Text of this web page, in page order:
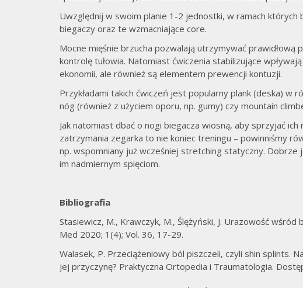
Uwzględnij w swoim planie 1-2 jednostki, w ramach których
biegaczy oraz te wzmacniające core.
Mocne mięśnie brzucha pozwalają utrzymywać prawidłową
kontrolę tułowia. Natomiast ćwiczenia stabilizujące
ekonomii, ale również są elementem prewencji kontuzji.
Przykładami takich ćwiczeń jest popularny plank (deska) w
nóg (również z użyciem oporu, np. gumy) czy mountain
Jak natomiast dbać o nogi biegacza wiosną, aby sprzyjać
zatrzymania zegarka to nie koniec treningu – powinniśmy
np. wspomniany już wcześniej stretching statyczny.
im nadmiernym spięciom.
Bibliografia
Stasiewicz, M., Krawczyk, M., Ślężyński, J. Urazowość
Med 2020; 1(4); Vol. 36, 17-29.
Walasek, P. Przeciążeniowy ból piszczeli, czyli shin splints.
jej przyczynę? Praktyczna Ortopedia i Traumatologia.